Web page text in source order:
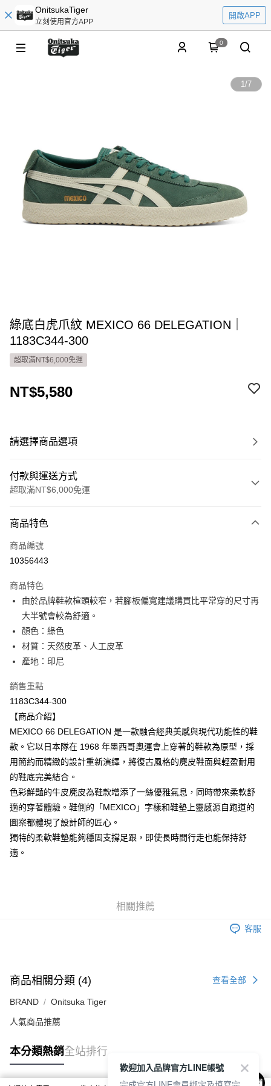
OnitsukaTiger
立刻使用官方APP
開啟APP
0
1/7
綠底白虎爪紋 MEXICO 66 DELEGATION｜
1183C344-300
超取滿NT$6,000免運
NT$5,580
請選擇商品選項
付款與運送方式
超取滿NT$6,000免運
信用卡一次付款
超商取貨付款
Apple Pay
ATM付款
運送方式
每筆NT$80，滿NT$6,000(含以上)免運費
萊爾富取貨付款
每筆NT$80，滿NT$6,000(含以上)免運費
付款後萊爾富取貨
每筆NT$80，滿NT$6,000(含以上)免運費
7-11取貨付款
每筆NT$80，滿NT$6,000(含以上)免運費
商品特色
商品編號
10356443
商品特色
由於品牌鞋款楦頭較窄，若腳板偏寬建議購買比平常穿的尺寸再
大半號會較為舒適。
顏色：綠色
材質：天然皮革、人工皮革
產地：印尼
銷售重點
1183C344-300
【商品介紹】
MEXICO 66 DELEGATION 是一款融合經典美感與現代功能性的鞋
款。它以日本隊在 1968 年墨西哥奧運會上穿著的鞋款為原型，採
用簡約而精緻的設計重新演繹，將復古風格的麂皮鞋面與輕盈耐用
的鞋底完美結合。
色彩鮮豔的牛皮麂皮為鞋款增添了一絲優雅氣息，同時帶來柔軟舒
適的穿著體驗。鞋側的「MEXICO」字樣和鞋墊上靈感源自跑道的
圖案都體現了設計師的匠心。
獨特的柔軟鞋墊能夠穩固支撐足跟，即使長時間行走也能保持舒
適。
相關推薦
客服
商品相關分類 (4) 查看全部
BRAND Onitsuka Tiger
人氣商品推薦
本分類熱銷全站排行
歡迎加入品牌官方LINE帳號